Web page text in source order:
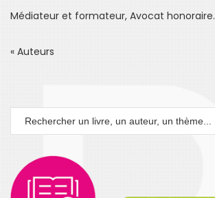
Médiateur et formateur, Avocat honoraire.
« Auteurs